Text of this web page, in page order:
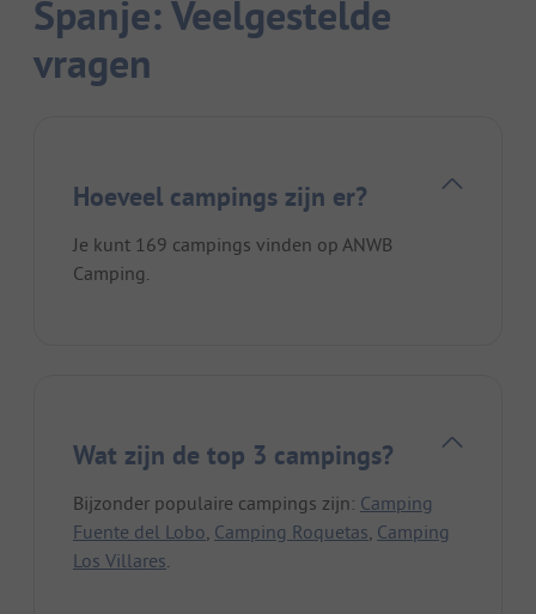
Spanje: Veelgestelde
vragen
Hoeveel campings zijn er?
Je kunt 169 campings vinden op ANWB
Camping.
Wat zijn de top 3 campings?
Bijzonder populaire campings zijn: Camping
Fuente del Lobo Camping Roquetas Camping
Los Villares